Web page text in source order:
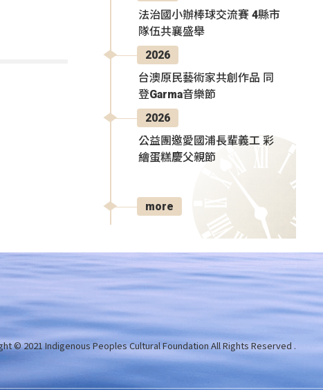
法治國小辦棒球交流賽 4縣市
隊伍共襄盛舉
2026
台澳原民藝術家共創作品 同
登Garma音樂節
2026
公益團邀愛國浦長輩義工 彩
繪蛋糕慶父親節
more
© 2021 Indigenous Peoples Cultural Foundation All Rights Reserved .